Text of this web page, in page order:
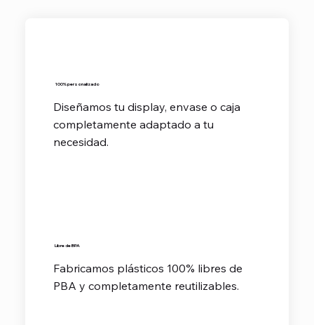
100% personalizado
Diseñamos tu display, envase o caja
completamente adaptado a tu
necesidad.
Libre de BPA
Fabricamos plásticos 100% libres de
PBA y completamente reutilizables.